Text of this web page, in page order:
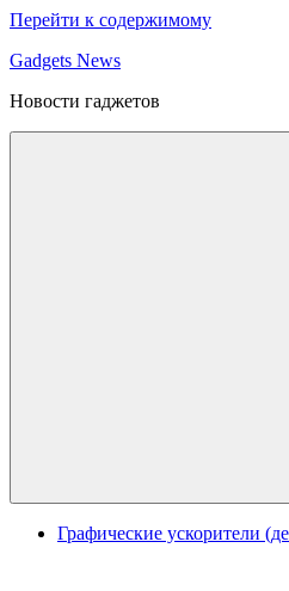
Перейти к содержимому
Gadgets News
Новости гаджетов
Графические ускорители